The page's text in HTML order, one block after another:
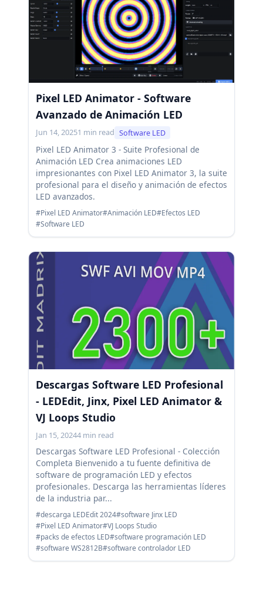
Pixel LED Animator - Software
Avanzado de Animación LED
Jun 14, 20251 min read Software LED
Pixel LED Animator 3 - Suite Profesional de
Animación LED Crea animaciones LED
impresionantes con Pixel LED Animator 3, la suite
profesional para el diseño y animación de efectos
LED avanzados.
#Pixel LED Animator#Animación LED#Efectos LED
#Software LED
Descargas Software LED Profesional
- LEDEdit, Jinx, Pixel LED Animator &
VJ Loops Studio
Jan 15, 20244 min read
Descargas Software LED Profesional - Colección
Completa Bienvenido a tu fuente definitiva de
software de programación LED y efectos
profesionales. Descarga las herramientas líderes
de la industria par...
#descarga LEDEdit 2024#software Jinx LED
#Pixel LED Animator#VJ Loops Studio
#packs de efectos LED#software programación LED
#software WS2812B#software controlador LED